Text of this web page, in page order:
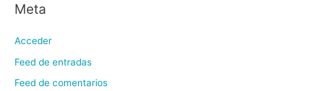
Meta
Acceder
Feed de entradas
Feed de comentarios